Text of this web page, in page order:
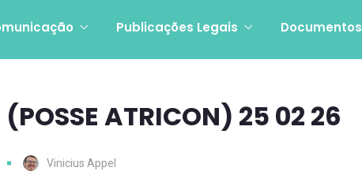
Publicações Legais Documentos
ATRICON) 25 02 26
Vinicius Appel